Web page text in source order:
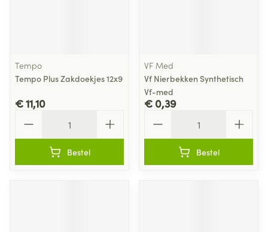
Tempo
Tempo Plus Zakdoekjes 12x9
€ 11,10
Bestel
VF Med
Vf Nierbekken Synthetisch
Vf-med
€ 0,39
Bestel